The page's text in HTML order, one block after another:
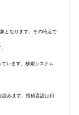
となります。その時点で
います。検索システム
みます。投稿言語は日